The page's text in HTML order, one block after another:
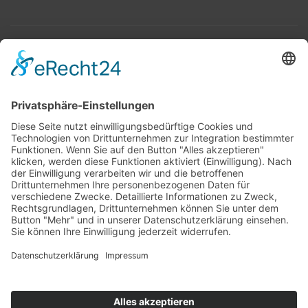
Jahrescharts
Top 100
Hot 50
Top Neueinsteiger
Highscores